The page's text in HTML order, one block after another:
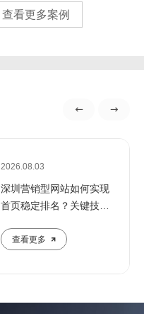
查看更多案例
2026.08.03
深圳营销型网站如何实现
首页稳定排名？关键技巧
查看更多